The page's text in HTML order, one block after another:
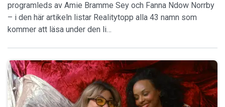
programleds av Amie Bramme Sey och Fanna Ndow Norrby
– i den här artikeln listar Realitytopp alla 43 namn som
kommer att läsa under den li…